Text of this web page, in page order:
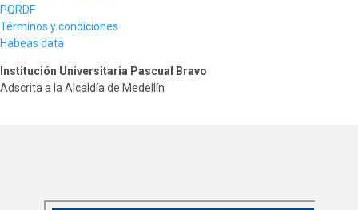
PQRDF
Términos y condiciones
Habeas data
Institución Universitaria Pascual Bravo
Adscrita a la Alcaldía de Medellín